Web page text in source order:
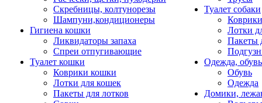
Скребницы, колтунорезы
Шампуни,кондиционеры
Гигиена кошки
Ликвидаторы запаха
Спреи отпугивающие
Туалет кошки
Коврики кошки
Лотки для кошек
Пакеты для лотков
Туалет собаки
Коврики
Лотки
Пакеты
Одежда, обувь
Обувь
Одежда
Домики,